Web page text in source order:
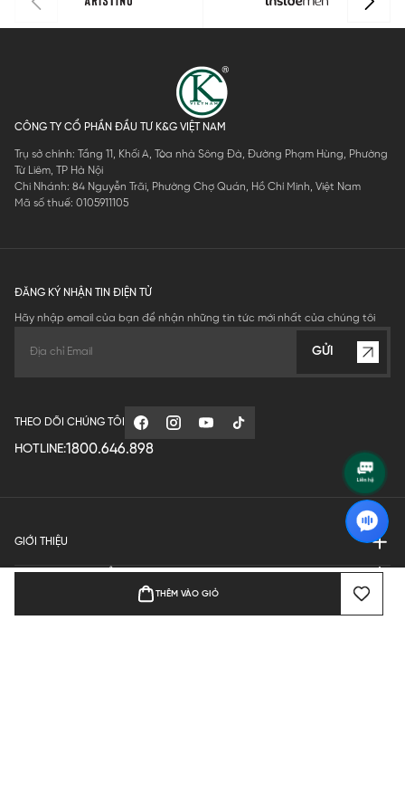
THÊM VÀO GIỎ
CÔNG TY CỔ PHẦN ĐẦU TƯ K&G VIỆT NAM
Trụ sở chính: Tầng 11, Khối A, Tòa nhà Sông Đà, Đường Phạm Hùng, Phường
Từ Liêm, TP Hà Nội
Chi Nhánh: 84 Nguyễn Trãi, Phường Chợ Quán, Hồ Chí Minh, Việt Nam
Mã số thuế: 0105911105
ĐĂNG KÝ NHẬN TIN ĐIỆN TỬ
Hãy nhập email của bạn để nhận những tin tức mới nhất của chúng tôi
GỬI
THEO DÕI CHÚNG TÔI
HOTLINE:1800.646.898
GIỚI THIỆU
QUY ĐỊNH HOẠT ĐỘNG